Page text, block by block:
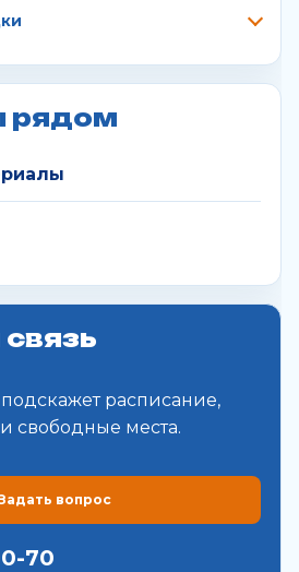
рядом
расписание,
свободные места.
вопрос
70